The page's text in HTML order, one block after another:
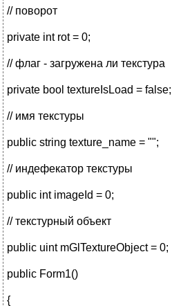
// поворот
private int rot = 0;
// флаг - загружена ли текстура
private bool textureIsLoad = false;
// имя текстуры
public string texture_name = "";
// индефекатор текстуры
public int imageId = 0;
// текстурный объект
public uint mGlTextureObject = 0;
public Form1()
{